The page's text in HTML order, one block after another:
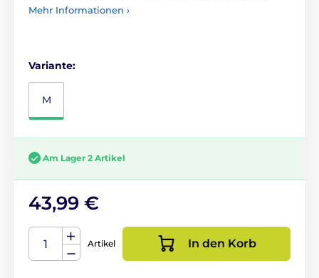
Mehr Informationen ›
Variante:
M
Am Lager 2 Artikel
43,99 €
Artikel In den Korb